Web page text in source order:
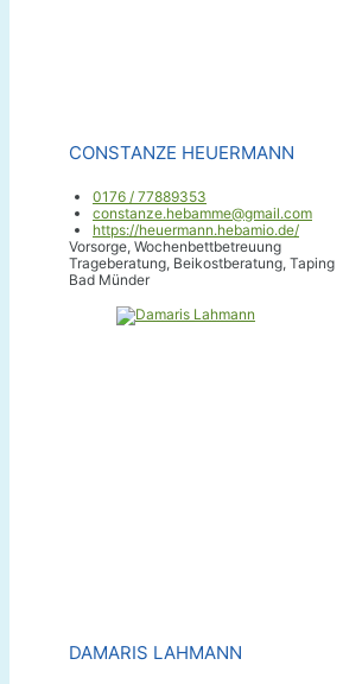
CONSTANZE HEUERMANN
0176 / 77889353
constanze.hebamme@gmail.com
https://heuermann.hebamio.de/
Vorsorge, Wochenbettbetreuung
Trageberatung, Beikostberatung, Taping
Bad Münder
DAMARIS LAHMANN